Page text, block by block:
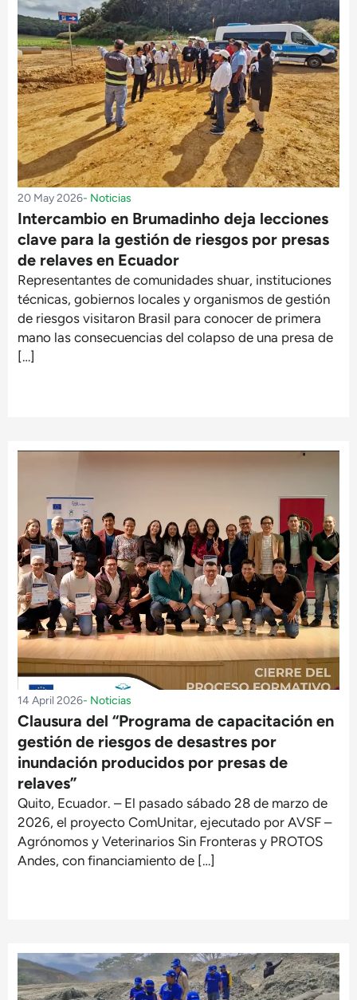
20 May 2026- Noticias
Intercambio en Brumadinho deja lecciones
clave para la gestión de riesgos por presas
de relaves en Ecuador
Representantes de comunidades shuar, instituciones
técnicas, gobiernos locales y organismos de gestión
de riesgos visitaron Brasil para conocer de primera
mano las consecuencias del colapso de una presa de
[…]
14 April 2026- Noticias
Clausura del “Programa de capacitación en
gestión de riesgos de desastres por
inundación producidos por presas de
relaves”
Quito, Ecuador. – El pasado sábado 28 de marzo de
2026, el proyecto ComUnitar, ejecutado por AVSF –
Agrónomos y Veterinarios Sin Fronteras y PROTOS
Andes, con financiamiento de […]